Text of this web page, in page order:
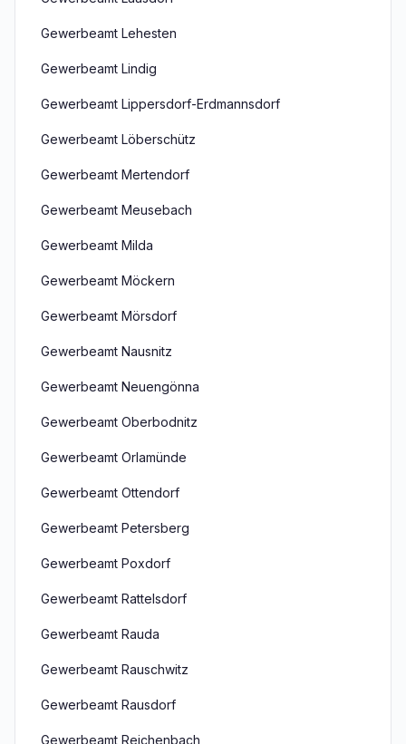
Gewerbeamt Lehesten
Gewerbeamt Lindig
Gewerbeamt Lippersdorf-Erdmannsdorf
Gewerbeamt Löberschütz
Gewerbeamt Mertendorf
Gewerbeamt Meusebach
Gewerbeamt Milda
Gewerbeamt Möckern
Gewerbeamt Mörsdorf
Gewerbeamt Nausnitz
Gewerbeamt Neuengönna
Gewerbeamt Oberbodnitz
Gewerbeamt Orlamünde
Gewerbeamt Ottendorf
Gewerbeamt Petersberg
Gewerbeamt Poxdorf
Gewerbeamt Rattelsdorf
Gewerbeamt Rauda
Gewerbeamt Rauschwitz
Gewerbeamt Rausdorf
Gewerbeamt Reichenbach